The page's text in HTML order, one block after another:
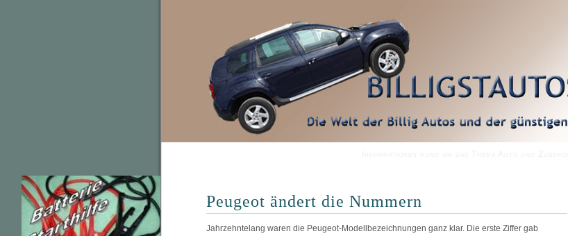
Peugeot ändert die Nummern
Jahrzehntelang waren die Peugeot-Modellbezeichnungen ganz klar. Die erste Ziffer gab